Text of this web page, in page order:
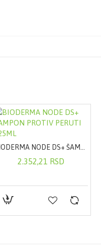
2.352,21 RSD